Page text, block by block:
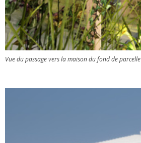
Vue du passage vers la maison du fond de parcelle